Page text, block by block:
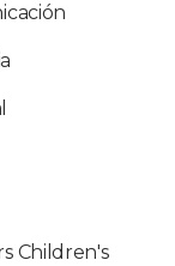
Children's